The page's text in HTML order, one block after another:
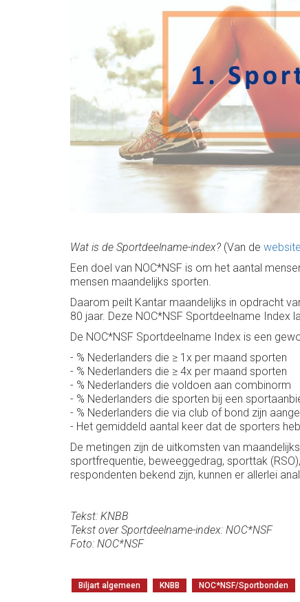
Wat is de Sportdeelname-index? (Van de
Een doel van NOC*NSF is om het aantal
mensen maandelijks sporten.
Daarom peilt Kantar maandelijks in opdracht
80 jaar. Deze NOC*NSF Sportdeelname Index
De NOC*NSF Sportdeelname Index is een
- % Nederlanders die ≥ 1x per maand sporten
- % Nederlanders die ≥ 4x per maand sporten
- % Nederlanders die voldoen aan combinorm
- % Nederlanders die sporten bij een
- % Nederlanders die via club of bond zijn
- Het gemiddeld aantal keer dat de sporters
De metingen zijn de uitkomsten van
sportfrequentie, beweeggedrag, sporttak
respondenten bekend zijn, kunnen er allerlei
Tekst: KNBB
Tekst over Sportdeelname-index: NOC*NSF
Foto: NOC*NSF
Biljart algemeen KNBB NOC*NSF/Sportbonden